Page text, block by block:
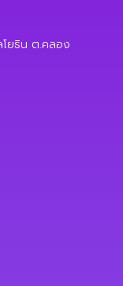
โยธิน ต.คลอง